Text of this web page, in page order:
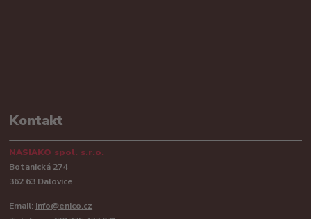
Kontakt
NASIAKO spol. s.r.o.
Botanická 274
362 63 Dalovice
Email: info@enico.cz